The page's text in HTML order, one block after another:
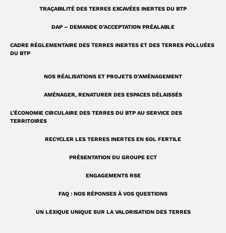
TRAÇABILITÉ DES TERRES EXCAVÉES INERTES DU BTP
DAP – DEMANDE D’ACCEPTATION PRÉALABLE
CADRE RÉGLEMENTAIRE DES TERRES INERTES ET DES TERRES POLLUÉES
DU BTP
NOS RÉALISATIONS ET PROJETS D’AMÉNAGEMENT
AMÉNAGER, RENATURER DES ESPACES DÉLAISSÉS
L’ÉCONOMIE CIRCULAIRE DES TERRES DU BTP AU SERVICE DES
TERRITOIRES
RECYCLER LES TERRES INERTES EN SOL FERTILE
PRÉSENTATION DU GROUPE ECT
ENGAGEMENTS RSE
FAQ : NOS RÉPONSES À VOS QUESTIONS
UN LEXIQUE UNIQUE SUR LA VALORISATION DES TERRES